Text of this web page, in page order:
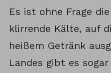
Es ist ohne Frage
klirrende Kälte, auf
heißem Getränk
Landes gibt es